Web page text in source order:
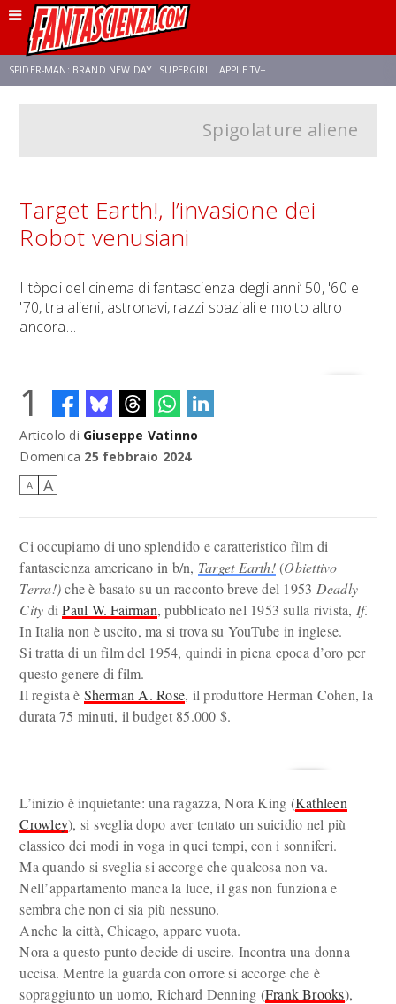
SPIDER-MAN: BRAND NEW DAY SUPERGIRL APPLE TV+
STAR TREK AVENGERS: DOOMSDAY
Spigolature aliene
Target Earth!, l’invasione dei
Robot venusiani
I tòpoi del cinema di fantascienza degli anni’ 50, '60 e
'70, tra alieni, astronavi, razzi spaziali e molto altro
ancora…
1
Articolo di Giuseppe Vatinno
Domenica 25 febbraio 2024
A A
Ci occupiamo di uno splendido e caratteristico film di
fantascienza americano in b/n, Target Earth!(Obiettivo
Terra!)che è basato su un racconto breve del 1953 Deadly
City diPaul W. Fairman, pubblicato nel 1953 sulla rivista, If.
In Italia non è uscito, ma si trova su YouTube in inglese.
Si tratta di un film del 1954, quindi in piena epoca d’oro per
questo genere di film.
Il regista è Sherman A. Rose, il produttore Herman Cohen, la
durata 75 minuti, il budget 85.000 $.
L’inizio è inquietante: una ragazza, Nora King (Kathleen
Crowley), si sveglia dopo aver tentato un suicidio nel più
classico dei modi in voga in quei tempi, con i sonniferi.
Ma quando si sveglia si accorge che qualcosa non va.
Nell’appartamento manca la luce, il gas non funziona e
sembra che non ci sia più nessuno.
Anche la città, Chicago, appare vuota.
Nora a questo punto decide di uscire. Incontra una donna
uccisa. Mentre la guarda con orrore si accorge che è
sopraggiunto un uomo, Richard Denning (Frank Brooks),